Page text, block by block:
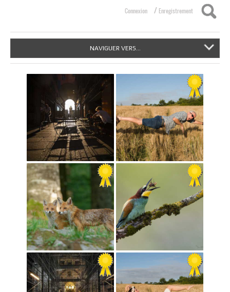
Connexion / Enregistrement
NAVIGUER VERS...